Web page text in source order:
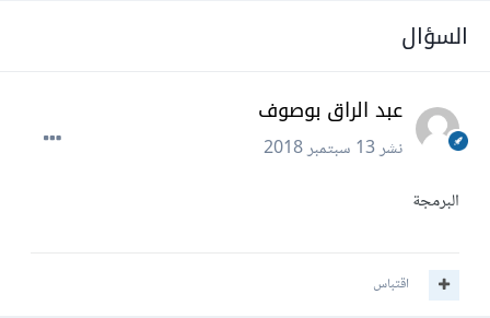
السؤال
عبد الراق بوصوف
نشر13 سبتمبر 2018
البرمجة
اقتباس